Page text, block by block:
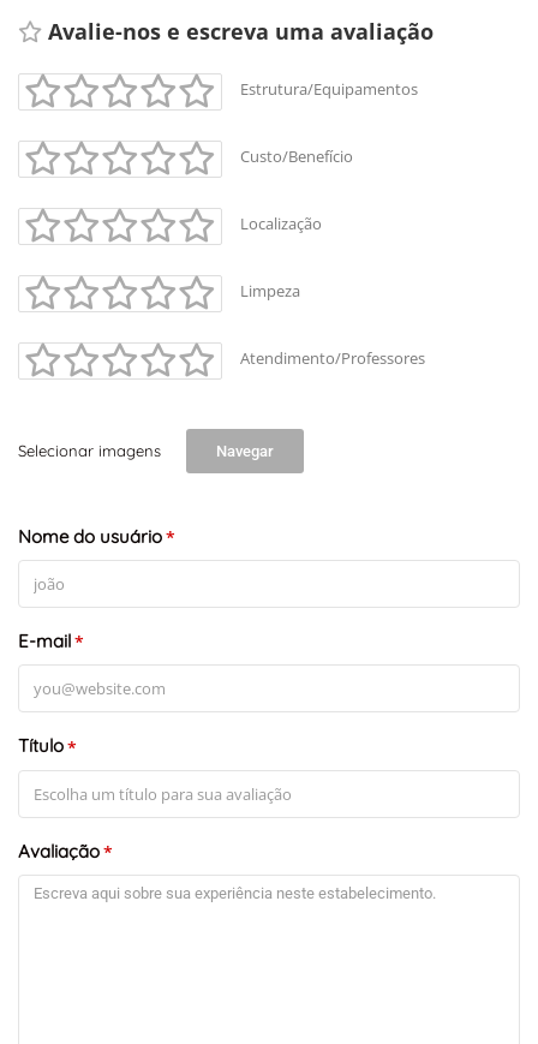
Avalie-nos e escreva uma avaliação
Estrutura/Equipamentos
Custo/Benefício
Localização
Limpeza
Atendimento/Professores
Selecionar imagens Navegar
Nome do usuário*
E-mail*
Título*
Avaliação*